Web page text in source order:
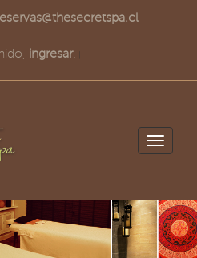
ingresar.
Toggle